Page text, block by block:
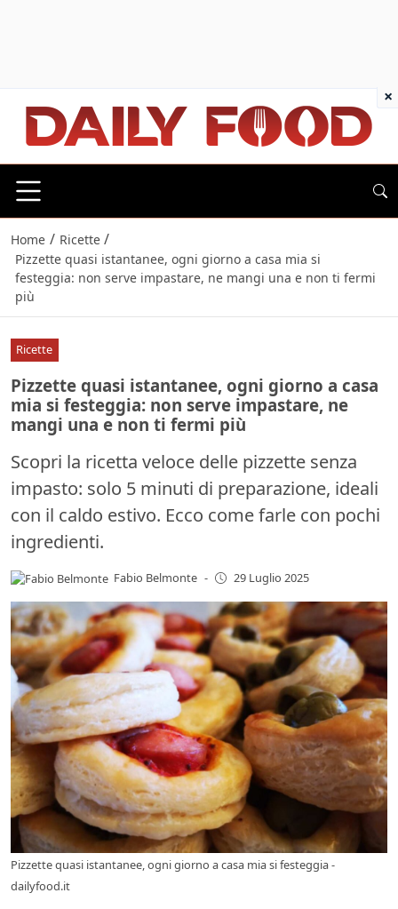
Home / Ricette /
Pizzette quasi istantanee, ogni giorno a casa mia si
festeggia: non serve impastare, ne mangi una e non ti fermi
più
Ricette
Pizzette quasi istantanee, ogni giorno a casa
mia si festeggia: non serve impastare, ne
mangi una e non ti fermi più
Scopri la ricetta veloce delle pizzette senza
impasto: solo 5 minuti di preparazione, ideali
con il caldo estivo. Ecco come farle con pochi
ingredienti.
Fabio Belmonte - 29 Luglio 2025
Pizzette quasi istantanee, ogni giorno a casa mia si festeggia -
dailyfood.it
×